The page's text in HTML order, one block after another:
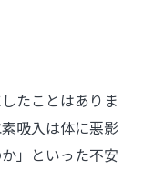
たことはありま
吸入は体に悪影
」といった不安